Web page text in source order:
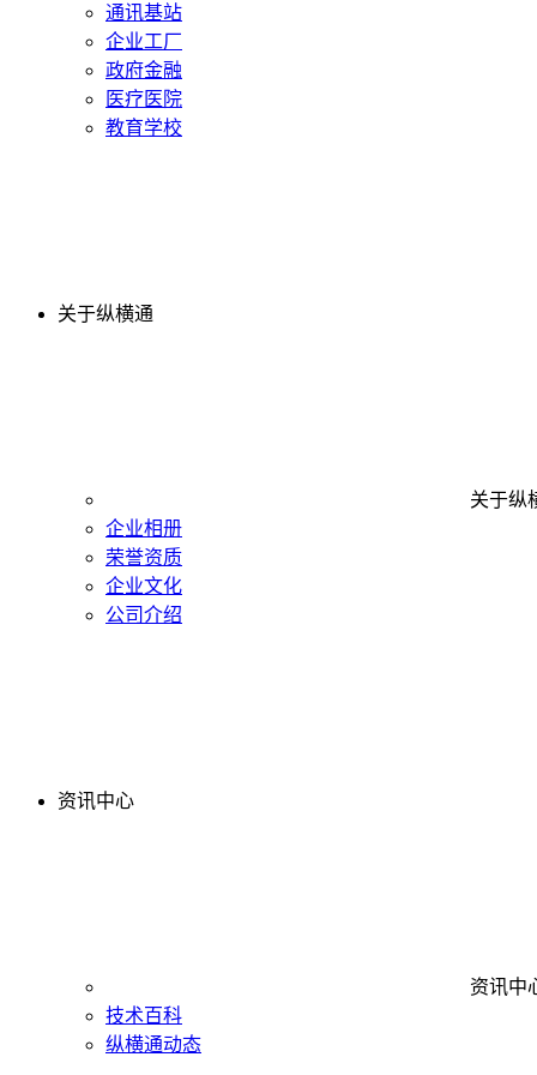
通讯基站
企业工厂
政府金融
医疗医院
教育学校
关于纵横通
关于纵
企业相册
荣誉资质
企业文化
公司介绍
资讯中心
资讯中
技术百科
纵横通动态